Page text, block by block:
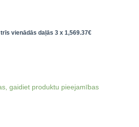
siltumsūknis +
3,000.12€ieskaitot
63.33€ieskaitot PVN
trīs vienādās daļās 3 x 1,569.37€
gaidiet produktu pieejamības